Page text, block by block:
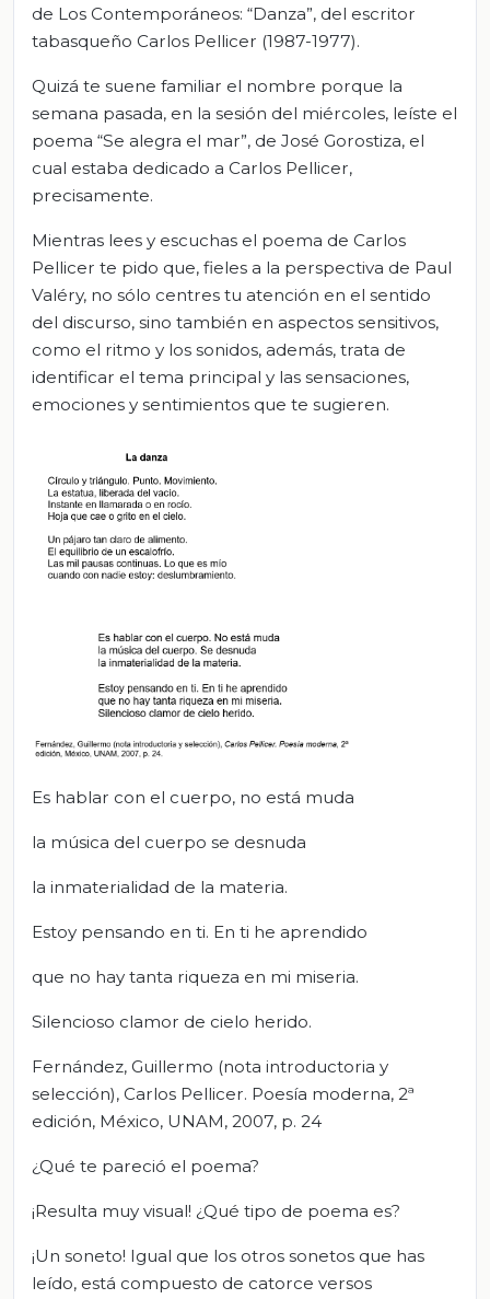
de Los Contemporáneos: “Danza”, del escritor
tabasqueño Carlos Pellicer (1987-1977).
Quizá te suene familiar el nombre porque la
semana pasada, en la sesión del miércoles, leíste el
poema “Se alegra el mar”, de José Gorostiza, el
cual estaba dedicado a Carlos Pellicer,
precisamente.
Mientras lees y escuchas el poema de Carlos
Pellicer te pido que, fieles a la perspectiva de Paul
Valéry, no sólo centres tu atención en el sentido
del discurso, sino también en aspectos sensitivos,
como el ritmo y los sonidos, además, trata de
identificar el tema principal y las sensaciones,
emociones y sentimientos que te sugieren.
Es hablar con el cuerpo, no está muda
la música del cuerpo se desnuda
la inmaterialidad de la materia.
Estoy pensando en ti. En ti he aprendido
que no hay tanta riqueza en mi miseria.
Silencioso clamor de cielo herido.
Fernández, Guillermo (nota introductoria y
selección), Carlos Pellicer. Poesía moderna, 2ª
edición, México, UNAM, 2007, p. 24
¿Qué te pareció el poema?
¡Resulta muy visual! ¿Qué tipo de poema es?
¡Un soneto! Igual que los otros sonetos que has
leído, está compuesto de catorce versos